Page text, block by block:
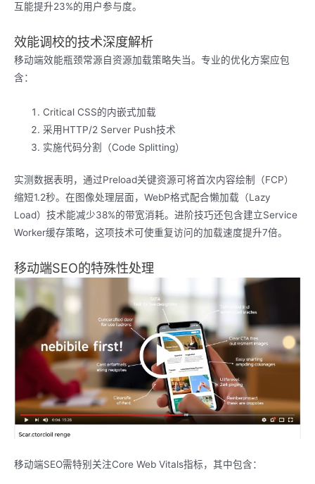
互能提升23%的用户参与度。
效能调校的技术深度解析
移动端效能瓶颈常源自资源加载策略失当。专业的优化方案应包
含：
Critical CSS的内嵌式加载
采用HTTP/2 Server Push技术
实施代码分割（Code Splitting）
实测数据表明，通过Preload关键资源可将首次内容绘制（FCP）
缩短1.2秒。在图像处理层面，WebP格式配合懒加载（Lazy
Load）技术能减少38%的带宽消耗。进阶技巧还包含建立Service
Worker缓存策略，这项技术可使重复访问的加载速度提升7倍。
移动端SEO的特殊性处理
移动端SEO需特别关注Core Web Vitals指标，其中包含：